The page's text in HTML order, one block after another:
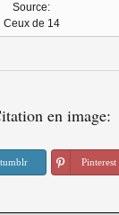
Source:
Ceux de 14
en image:
tumblr Pinterest